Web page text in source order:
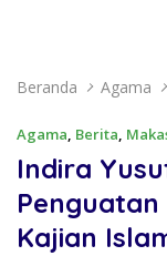
Beranda Agama
Agama, Berita,
Indira
Kajian